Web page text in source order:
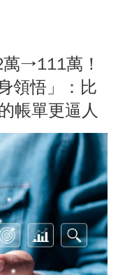
→111萬！
領悟」：比
帳單更逼人